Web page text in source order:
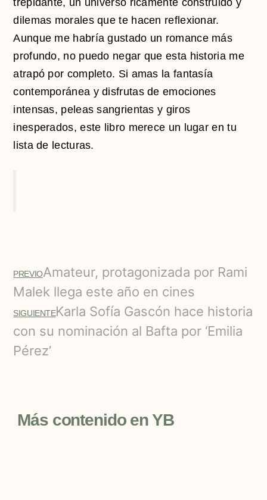
trepidante, un universo ricamente construido y
dilemas morales que te hacen reflexionar.
Aunque me habría gustado un romance más
profundo, no puedo negar que esta historia me
atrapó por completo. Si amas la fantasía
contemporánea y disfrutas de emociones
intensas, peleas sangrientas y giros
inesperados, este libro merece un lugar en tu
lista de lecturas.
PREVIOAmateur, protagonizada por Rami
Malek llega este año en cines
SIGUIENTEKarla Sofía Gascón hace historia
con su nominación al Bafta por ‘Emilia
Pérez’
Más contenido en YB